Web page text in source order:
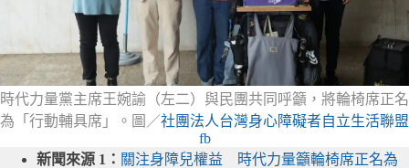
時代力量黨主席王婉諭（左二）與民團共同呼籲，將輪椅席正名
為「行動輔具席」。圖／社團法人台灣身心障礙者自立生活聯盟
fb
新聞來源 1： 關注身障兒權益 時代力量籲輪椅席正名為